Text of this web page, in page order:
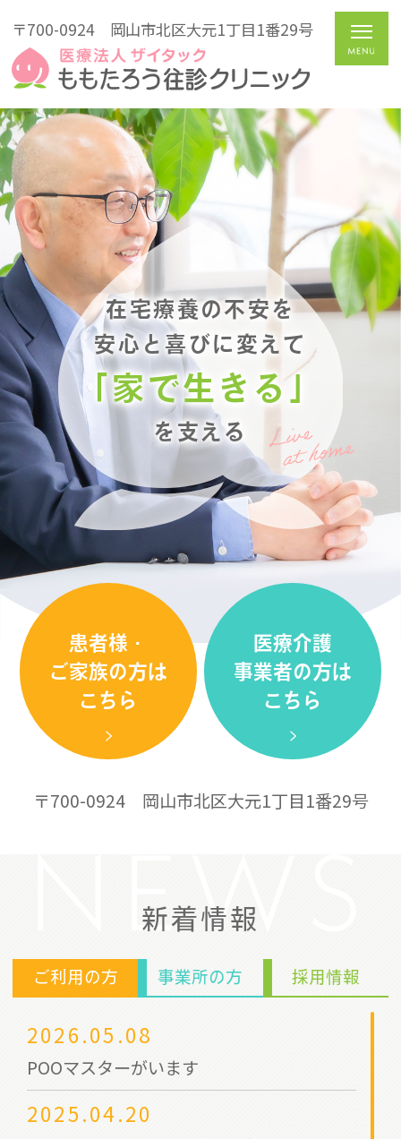
〒700-0924 岡山市北区大元1丁目1番29号
在宅療養の不安を
安心と喜びに変えて
「家で生きる」
を支える
患者様・
ご家族の方は
こちら
医療介護
事業者の方は
こちら
〒700-0924 岡山市北区大元1丁目1番29号
新着情報
NEWS
ご利用の方 事業所の方 採用情報
2026.05.08
POOマスターがいます
2025.04.20